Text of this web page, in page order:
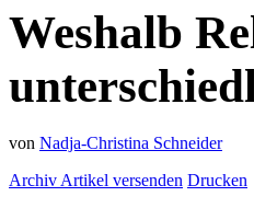
Weshalb
von Nadja-Christina Schneider
ArchivArtikel versenden Drucken